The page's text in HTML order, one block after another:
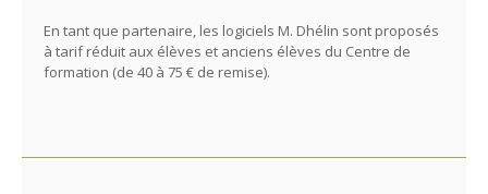
En tant que partenaire, les logiciels M. Dhélin sont proposés
à tarif réduit aux élèves et anciens élèves du Centre de
formation (de 40 à 75 € de remise).